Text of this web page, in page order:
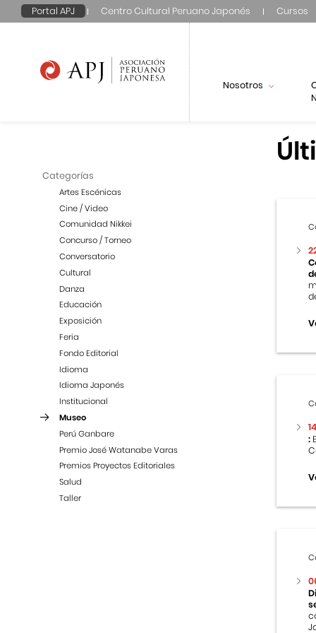
Portal APJ Centro Cultural Peruano Japonés Cursos
Nosotros
Categorías
Artes Escénicas
Cine / Video
Comunidad Nikkei
Concurso / Torneo
Conversatorio
Cultural
Danza
Educación
Exposición
Feria
Fondo Editorial
Idioma
Idioma Japonés
Institucional
Museo
Perú Ganbare
Premio José Watanabe Varas
Premios Proyectos Editoriales
Salud
Taller
: